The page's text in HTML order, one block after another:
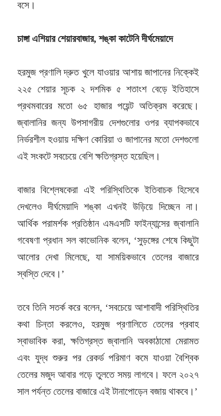
বসে।
চাঙ্গা এশিয়ার শেয়ারবাজার, শঙ্কা কাটেনি দীর্ঘমেয়াদে
হরমুজ প্রণালি দ্রুত খুলে যাওয়ার আশায় জাপানের নিক্কেই
২২৫ শেয়ার সূচক ২ দশমিক ৫ শতাংশ বেড়ে ইতিহাসে
প্রথমবারের মতো ৬৫ হাজার পয়েন্ট অতিক্রম করেছে।
জ্বালানির জন্য উপসাগরীয় দেশগুলোর ওপর ব্যাপকভাবে
নির্ভরশীল হওয়ায় দক্ষিণ কোরিয়া ও জাপানের মতো দেশগুলো
এই সংকটে সবচেয়ে বেশি ক্ষতিগ্রস্ত হয়েছিল।
বাজার বিশ্লেষকেরা এই পরিস্থিতিকে ইতিবাচক হিসেবে
দেখলেও দীর্ঘমেয়াদি শঙ্কা এখনই উড়িয়ে দিচ্ছেন না।
আর্থিক পরামর্শক প্রতিষ্ঠান এমএসটি ফাইন্যান্সের জ্বালানি
গবেষণা প্রধান সল কাভোনিক বলেন, ‘সুড়ঙ্গের শেষে কিছুটা
আলোর দেখা মিলেছে, যা সাময়িকভাবে তেলের বাজারে
স্বস্তি দেবে।’
তবে তিনি সতর্ক করে বলেন, ‘সবচেয়ে আশাবাদী পরিস্থিতির
কথা চিন্তা করলেও, হরমুজ প্রণালিতে তেলের প্রবাহ
স্বাভাবিক করা, ক্ষতিগ্রস্ত জ্বালানি অবকাঠামো মেরামত
এবং যুদ্ধ শুরুর পর রেকর্ড পরিমাণ কমে যাওয়া বৈশ্বিক
তেলের মজুদ আবার গড়ে তুলতে সময় লাগবে। ফলে ২০২৭
সাল পর্যন্ত তেলের বাজারে এই টানাপোড়েন বজায় থাকবে।’